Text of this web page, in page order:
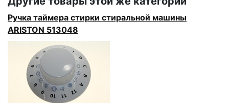
Ручка таймера стирки стиральной машины
ARISTON 513048